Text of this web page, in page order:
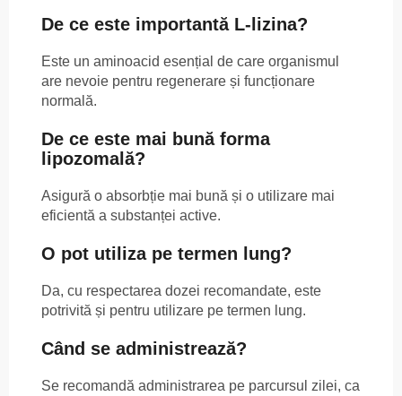
De ce este importantă L-lizina?
Este un aminoacid esențial de care organismul
are nevoie pentru regenerare și funcționare
normală.
De ce este mai bună forma
lipozomală?
Asigură o absorbție mai bună și o utilizare mai
eficientă a substanței active.
O pot utiliza pe termen lung?
Da, cu respectarea dozei recomandate, este
potrivită și pentru utilizare pe termen lung.
Când se administrează?
Se recomandă administrarea pe parcursul zilei, ca